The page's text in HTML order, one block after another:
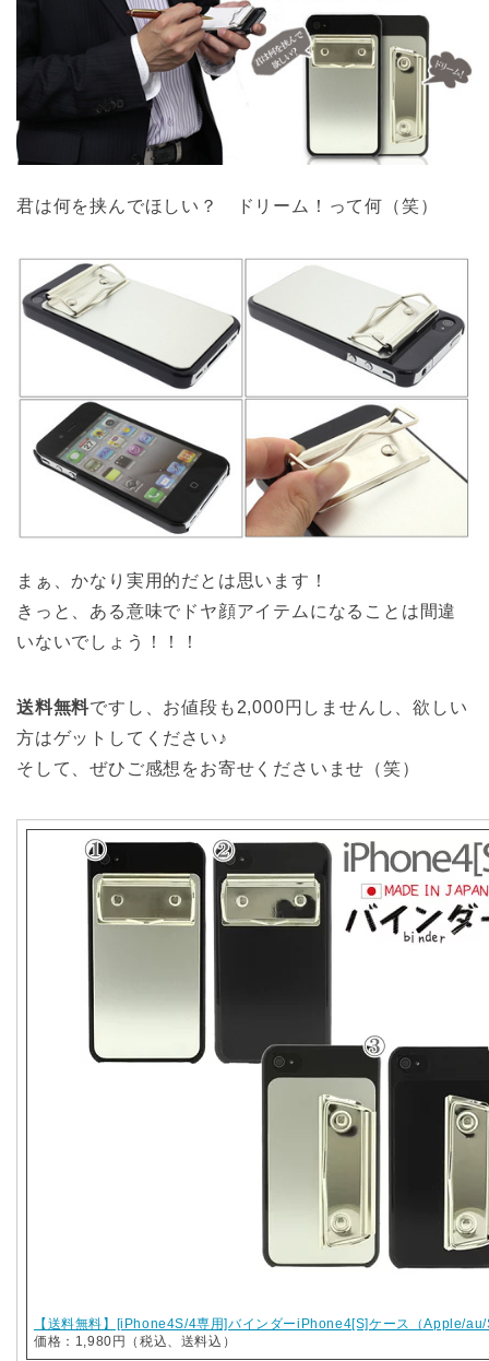
君は何を挟んでほしい？ ドリーム！って何（笑）
まぁ、かなり実用的だとは思います！
きっと、ある意味でドヤ顔アイテムになることは間違
いないでしょう！！！
送料無料ですし、お値段も2,000円しませんし、欲しい
方はゲットしてください♪
そして、ぜひご感想をお寄せくださいませ（笑）
【送料無料】[iPhone4S/4専用]バインダーiPhone4[S]ケース（Apple/
価格：1,980円（税込、送料込）